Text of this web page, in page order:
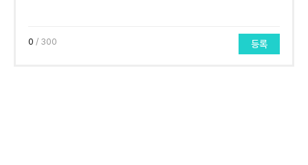
0 / 300 등록